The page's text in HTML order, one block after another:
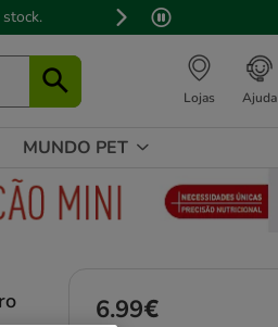
Lojas Ajuda
MUNDO PET
Preço 6.99€
6.99€